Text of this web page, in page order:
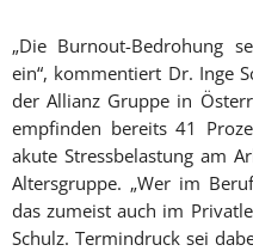
„Die Burnout-Bedrohung
ein“, kommentiert Dr. Inge
der Allianz Gruppe in
empfinden bereits 41
akute Stressbelastung am
Altersgruppe. „Wer im
das zumeist auch im
Schulz. Termindruck sei